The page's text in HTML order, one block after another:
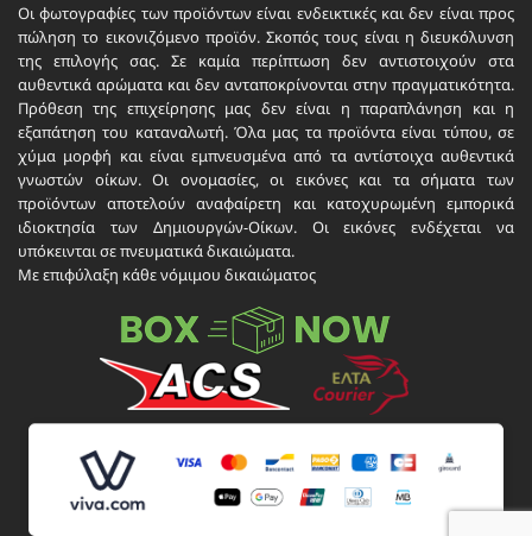
Οι φωτογραφίες των προϊόντων είναι ενδεικτικές και δεν είναι προς
πώληση το εικονιζόμενο προϊόν. Σκοπός τους είναι η διευκόλυνση
της επιλογής σας. Σε καμία περίπτωση δεν αντιστοιχούν στα
αυθεντικά αρώματα και δεν ανταποκρίνονται στην πραγματικότητα.
Πρόθεση της επιχείρησης μας δεν είναι η παραπλάνηση και η
εξαπάτηση του καταναλωτή. Όλα μας τα προϊόντα είναι τύπου, σε
χύμα μορφή και είναι εμπνευσμένα από τα αντίστοιχα αυθεντικά
γνωστών οίκων. Οι ονομασίες, οι εικόνες και τα σήματα των
προϊόντων αποτελούν αναφαίρετη και κατοχυρωμένη εμπορικά
ιδιοκτησία των Δημιουργών-Οίκων. Οι εικόνες ενδέχεται να
υπόκεινται σε πνευματικά δικαιώματα.
Με επιφύλαξη κάθε νόμιμου δικαιώματος